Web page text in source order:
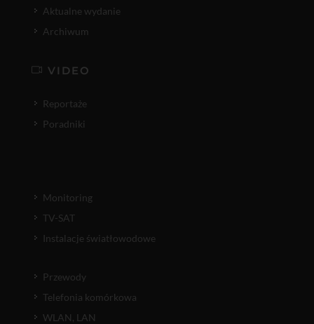
Aktualne wydanie
Archiwum
VIDEO
Reportaże
Poradniki
Monitoring
TV-SAT
Instalacje światłowodowe
Przewody
Telefonia komórkowa
WLAN, LAN